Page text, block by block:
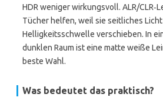
HDR weniger wirkungsvoll. ALR/
Tücher helfen, weil sie seitliches
Helligkeitsschwelle verschieben. In
dunklen Raum ist eine matte weiße
beste Wahl.
Was bedeutet das praktisch?